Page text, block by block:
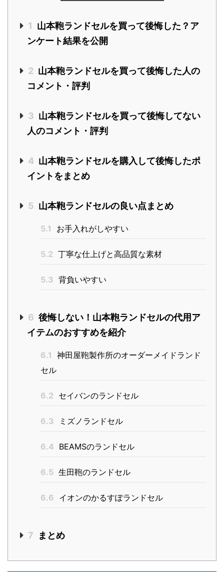
1 山本鞄ランドセルを買って後悔した？ア
ンケート結果を公開
2 山本鞄ランドセルを買って後悔した人の
コメント・評判
3 山本鞄ランドセルを買って後悔してない
人のコメント・評判
4 山本鞄ランドセルを購入して後悔したポ
イントをまとめ
5 山本鞄ランドセルの良い点まとめ
5.1 お手入れがしやすい
5.2 丁寧な仕上げと高品質な素材
5.3 背負いやすい
6 後悔しない！山本鞄ランドセルの代用ア
イテムのおすすめを紹介
6.1 神田屋鞄製作所のオーダーメイドランド
セル
6.2 セイバンのランドセル
6.3 ミズノランドセル
6.4 BEAMSのランドセル
6.5 生田鞄のランドセル
6.6 イオンのかるすぽランドセル
7 まとめ